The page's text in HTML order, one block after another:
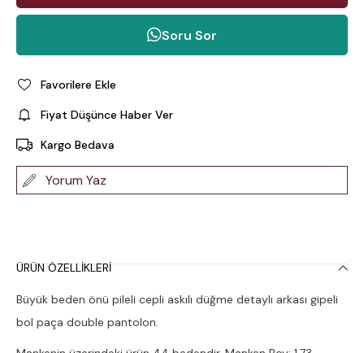
Soru Sor
Favorilere Ekle
Fiyat Düşünce Haber Ver
Kargo Bedava
Yorum Yaz
ÜRÜN ÖZELLIKLERI
Büyük beden önü pileli cepli askılı düğme detaylı arkası gipeli
bol paça double pantolon.